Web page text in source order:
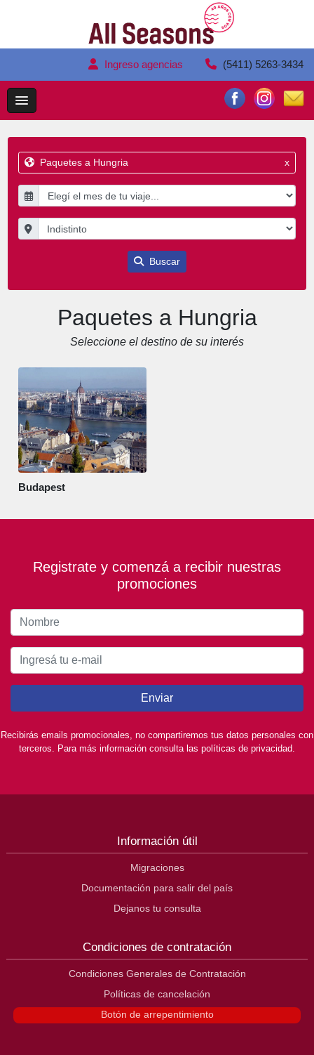
Ingreso agencias (5411) 5263-3434
Paquetes a Hungria x
Buscar
Paquetes a Hungria
Seleccione el destino de su interés
Budapest
Registrate y comenzá a recibir nuestras
promociones
Enviar
Recibirás emails promocionales, no compartiremos tus datos personales con
terceros. Para más información consulta las políticas de privacidad.
Información útil
Migraciones
Documentación para salir del país
Dejanos tu consulta
Condiciones de contratación
Condiciones Generales de Contratación
Políticas de cancelación
Botón de arrepentimiento